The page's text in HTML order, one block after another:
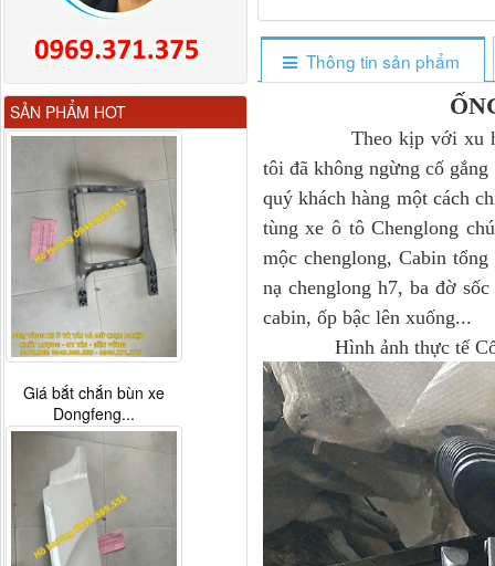
Thông tin sản phẩm
Theo kịp với xu hướng
tôi đã không ngừng cố
quý khách hàng một cách
tùng xe ô tô Chenglong
mộc chenglong, Cabin
nạ chenglong h7, ba đờ
cabin, ốp bậc lên xuống...
Hình ảnh thực tế Cổ
SẢN PHẨM HOT
Gương chiếu hậu FAW
JH6 có sấy...
Giá bắt chắn bùn xe
Dongfeng...